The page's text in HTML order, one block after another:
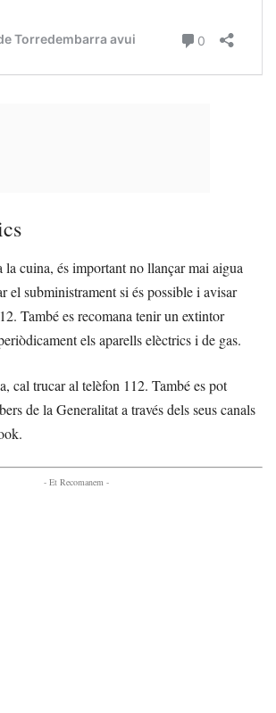
cuina, és important no llançar mai aigua
el subministrament si és possible i avisar
També es recomana tenir un extintor
els aparells elèctrics i de gas.
cal trucar al telèfon 112. També es pot
de la Generalitat a través dels seus canals
- Et Recomanem -